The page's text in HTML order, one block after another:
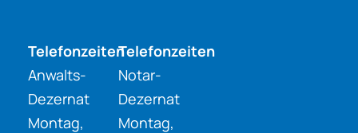
Telefonzeiten
Anwalts-
Dezernat
Montag,
Telefonzeiten
Notar-
Dezernat
Montag,